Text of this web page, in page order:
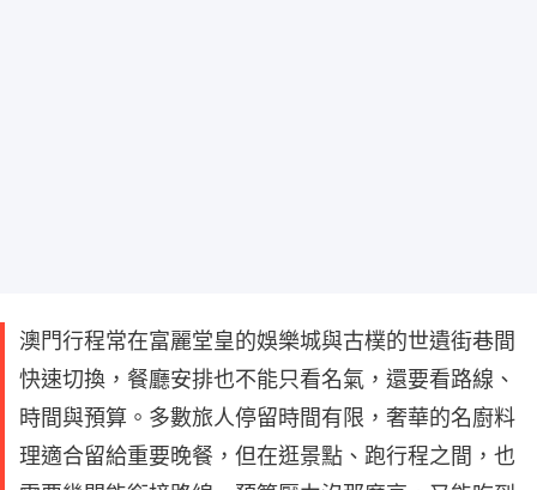
澳門行程常在富麗堂皇的娛樂城與古樸的世遺街巷間
快速切換，餐廳安排也不能只看名氣，還要看路線、
時間與預算。多數旅人停留時間有限，奢華的名廚料
理適合留給重要晚餐，但在逛景點、跑行程之間，也